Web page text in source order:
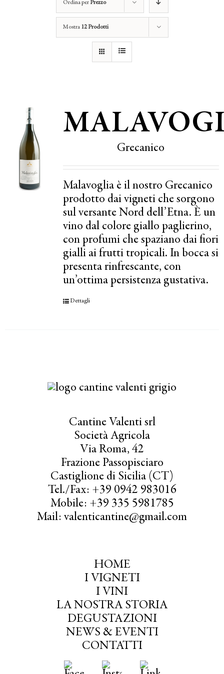
Ordina per Prezzo
Mostra 12 Prodotti
Grecanico
Malavoglia è il nostro Grecanico
prodotto dai vigneti che sorgono
sul versante Nord dell’Etna. È un
vino dal colore giallo paglierino,
con profumi che spaziano dai fiori
gialli ai frutti tropicali. In bocca si
presenta rinfrescante, con
un’ottima persistenza gustativa.
Dettagli
Cantine Valenti srl
Società Agricola
Via Roma, 42
Frazione Passopisciaro
Castiglione di Sicilia (CT)
Tel./Fax: +39 0942 983016
Mobile: +39 335 5981785
Mail: valenticantine@gmail.com
HOME
I VIGNETI
I VINI
LA NOSTRA STORIA
DEGUSTAZIONI
NEWS & EVENTI
CONTATTI